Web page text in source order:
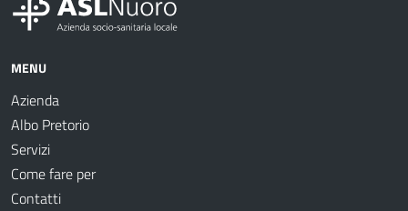
MENU
Azienda
Albo Pretorio
Servizi
Come fare per
Contatti